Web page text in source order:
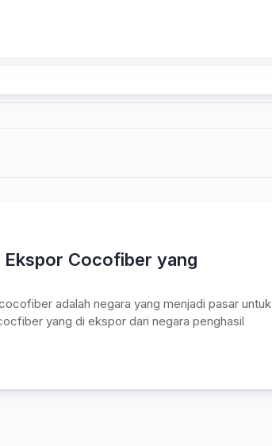
Ekspor Cocofiber yang
adalah negara yang menjadi pasar untuk
yang di ekspor dari negara penghasil